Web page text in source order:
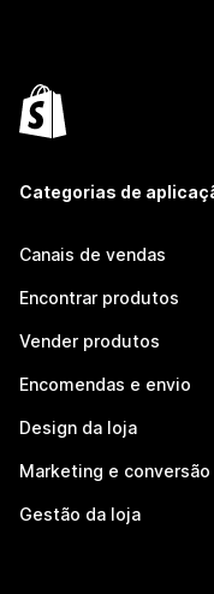
Categorias de
Canais de vendas
Encontrar produtos
Vender produtos
Encomendas e envio
Design da loja
Marketing e conversão
Gestão da loja